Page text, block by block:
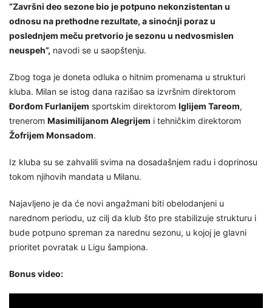
“Završni deo sezone bio je potpuno nekonzistentan u
odnosu na prethodne rezultate, a sinoćnji poraz u
poslednjem meču pretvorio je sezonu u nedvosmislen
neuspeh”, navodi se u saopštenju.
Zbog toga je doneta odluka o hitnim promenama u strukturi
kluba. Milan se istog dana razišao sa izvršnim direktorom
Đorđom Furlanijem sportskim direktorom Iglijem Tareom,
trenerom Masimilijanom Alegrijem i tehničkim direktorom
Žofrijem Monsadom.
Iz kluba su se zahvalili svima na dosadašnjem radu i doprinosu
tokom njihovih mandata u Milanu.
Najavljeno je da će novi angažmani biti obelodanjeni u
narednom periodu, uz cilj da klub što pre stabilizuje strukturu i
bude potpuno spreman za narednu sezonu, u kojoj je glavni
prioritet povratak u Ligu šampiona.
Bonus video: